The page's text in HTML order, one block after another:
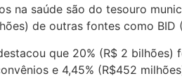
na saúde são do tesouro
de outras fontes como
que 20% (R$ 2
e 4,45% (R$452